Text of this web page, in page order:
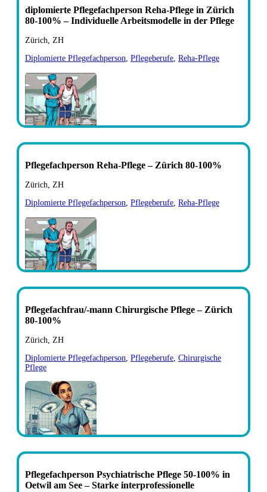
diplomierte Pflegefachperson Reha-Pflege in Zürich
80-100% – Individuelle Arbeitsmodelle in der Pflege
Zürich, ZH
Diplomierte Pflegefachperson Pflegeberufe Reha-Pflege
Pflegefachperson Reha-Pflege – Zürich 80-100%
Zürich, ZH
Diplomierte Pflegefachperson Pflegeberufe Reha-Pflege
Pflegefachfrau/-mann Chirurgische Pflege – Zürich
80-100%
Zürich, ZH
Diplomierte Pflegefachperson Pflegeberufe Chirurgische
Pflege
Pflegefachperson Psychiatrische Pflege 50-100% in
Oetwil am See – Starke interprofessionelle